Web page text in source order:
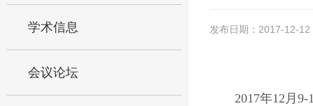
学术信息
会议论坛
发布日期：2017-12-12
2017年12 月 9-